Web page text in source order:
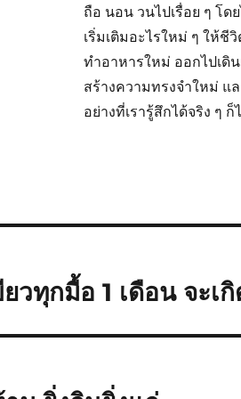
ถือ นอน วนไปเรื่อย ๆ โด
เริ่มเติมอะไรใหม่ ๆ ให้ชี
ทำอาหารใหม่ ออกไปเดิ
สร้างความทรงจำใหม่ แ
อย่างที่เรารู้สึกได้จริง ๆ ก็
วทุกมื้อ 1 เดือน จะเ